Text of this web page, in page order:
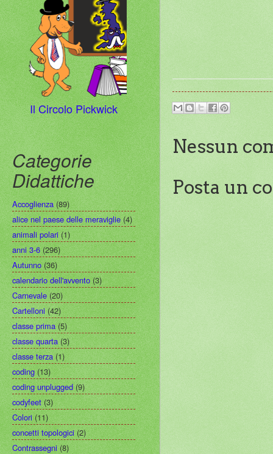
Nessun
Posta un
Il Circolo Pickwick
Categorie
Didattiche
Accoglienza (89)
alice nel paese delle meraviglie (4)
animali polari (1)
anni 3-6 (296)
Autunno (36)
calendario dell'avvento (3)
Carnevale (20)
Cartelloni (42)
classe prima (5)
classe quarta (3)
classe terza (1)
coding (13)
coding unplugged (9)
codyfeet (3)
Colori (11)
concetti topologici (2)
Contrassegni (8)